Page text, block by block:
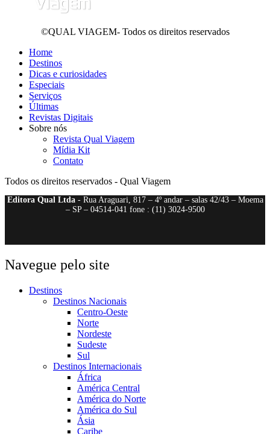
©QUAL VIAGEM- Todos os direitos reservados
Home
Destinos
Dicas e curiosidades
Especiais
Serviços
Últimas
Revistas Digitais
Sobre nós
Revista Qual Viagem
Mídia Kit
Contato
Todos os direitos reservados - Qual Viagem
Editora Qual Ltda- Rua Araguari, 817 – 4º andar – salas 42/43 – Moema
– SP – 04514-041 fone : (11) 3024-9500
Navegue pelo site
Destinos
Destinos Nacionais
Centro-Oeste
Norte
Nordeste
Sudeste
Sul
Destinos Internacionais
África
América Central
América do Norte
América do Sul
Ásia
Caribe